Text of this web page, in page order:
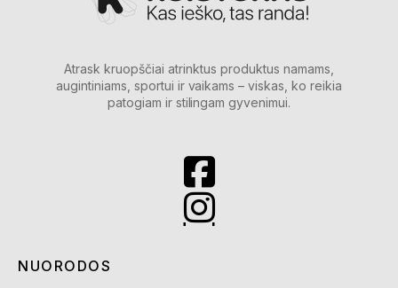
Atrask kruopščiai atrinktus produktus namams,
augintiniams, sportui ir vaikams – viskas, ko reikia
patogiam ir stilingam gyvenimui.
NUORODOS